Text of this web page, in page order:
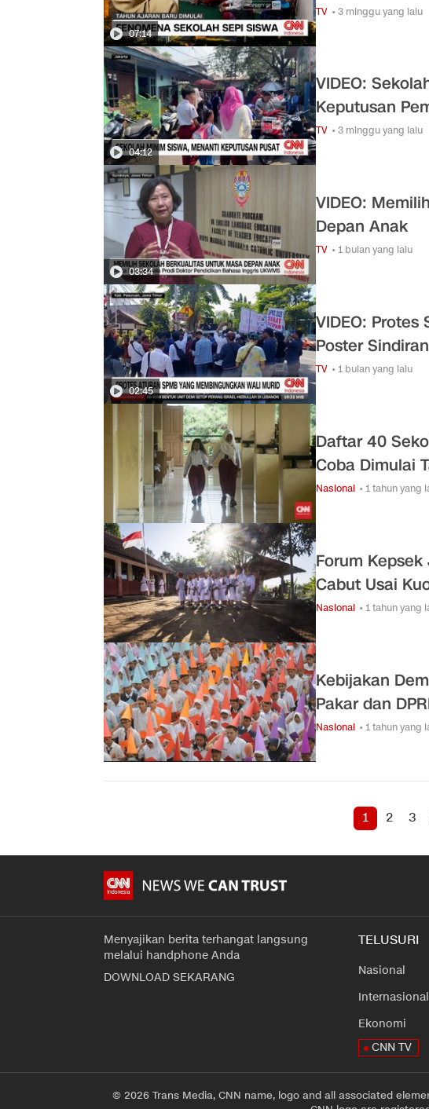
07:14
TV • 3 minggu yang lalu
04:12
VIDEO:
Keputusan
TV • 3 minggu yang lalu
03:34
VIDEO:
Depan Anak
TV • 1 bulan yang lalu
02:45
VIDEO: Protes
Poster Sindiran
TV • 1 bulan yang lalu
Daftar 40
Coba Dimulai
Nasional • 1 tahun yang
Forum
Cabut Usai
Nasional • 1 tahun yang
Kebijakan
Pakar dan
Nasional • 1 tahun yang
1 2 3
Menyajikan berita terhangat langsung
melalui handphone Anda
DOWNLOAD SEKARANG
TELUSURI
Nasional
Internasional
Ekonomi
CNN TV
© 2026 Trans Media, CNN name, logo and all associated